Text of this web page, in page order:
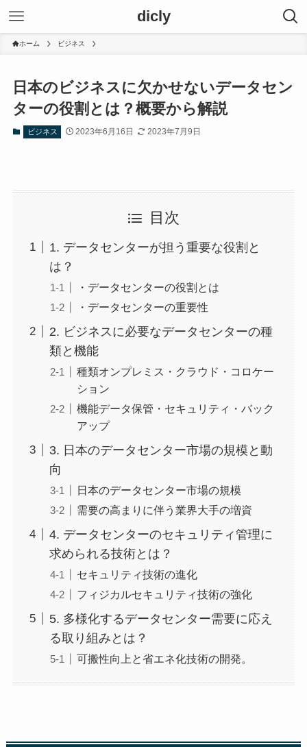
dicly
ホーム ビジネス
日本のビジネスに欠かせないデータセン
ターの役割とは？概要から解説
ビジネス 2023年6月16日 2023年7月9日
目次
1. データセンターが担う重要な役割と
は？
・データセンターの役割とは
・データセンターの重要性
2. ビジネスに必要なデータセンターの種
類と機能
種類オンプレミス・クラウド・コロケー
ション
機能データ保管・セキュリティ・バック
アップ
3. 日本のデータセンター市場の規模と動
向
日本のデータセンター市場の規模
需要の高まりに伴う業界大手の増資
4. データセンターのセキュリティ管理に
求められる技術とは？
セキュリティ技術の進化
フィジカルセキュリティ技術の強化
5. 多様化するデータセンター需要に応え
る取り組みとは？
可搬性向上と省エネ化技術の開発。